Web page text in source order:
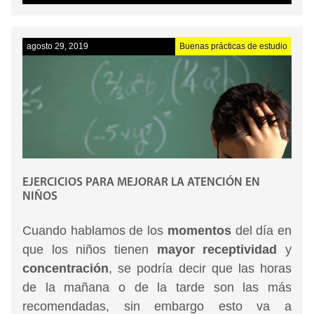
agosto 29, 2019 Buenas prácticas de estudio
EJERCICIOS PARA MEJORAR LA ATENCIÓN EN
NIÑOS
Cuando hablamos de los momentosdel día en
que los niños tienen mayor receptividad y
concentración, se podría decir que las horas
de la mañana o de la tarde son las más
recomendadas, sin embargo esto va a